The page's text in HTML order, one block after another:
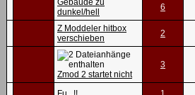
Gebäude zu
dunkel/hell
6
Z Moddeler hitbox
verschieben
2
Zmod 2 startet nicht
3